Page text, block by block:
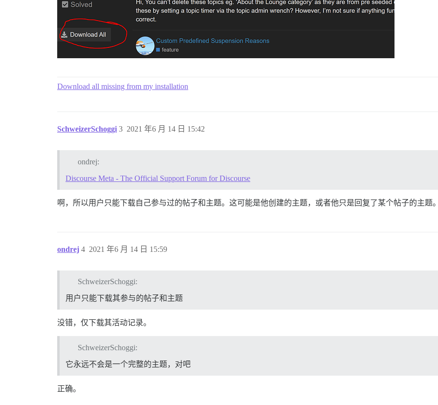
Download all missing from my installation
SchweizerSchoggi 2021 年6 月 14 日 15:42
3
ondrej:
Discourse Meta - The Official Support Forum for Discourse
啊，所以用户只能下载自己参与过的帖子和主题。这可能是他创建的主题，或者他只是回复了某个帖子的主题
ondrej 2021 年6 月 14 日 15:59
4
SchweizerSchoggi:
用户只能下载其参与的帖子和主题
没错，仅下载其活动记录。
SchweizerSchoggi:
它永远不会是一个完整的主题，对吧
正确。